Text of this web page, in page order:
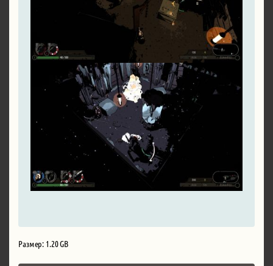
Размер: 1.20 GB